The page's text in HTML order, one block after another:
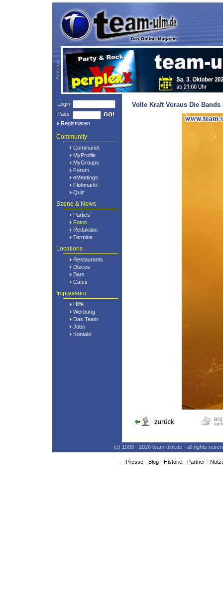
Login
Pass
Registrieren
Community
CommuniX
MyProfile
MyGroups
Forum
eMeetings
Flohmarkt
Quiz
Szene & News
Parties
Fotos
Redaktion
Termine
Locations
Restaurants
Discos
Bars
Cafes
Impressum
Hilfe
Werbung
Das Team
Jobs
Kontakt
Volle Kraft Voraus Die
(c) 1999 - 2026 team-ulm.de - all rights
- Presse- Blog- Historie- Partner-